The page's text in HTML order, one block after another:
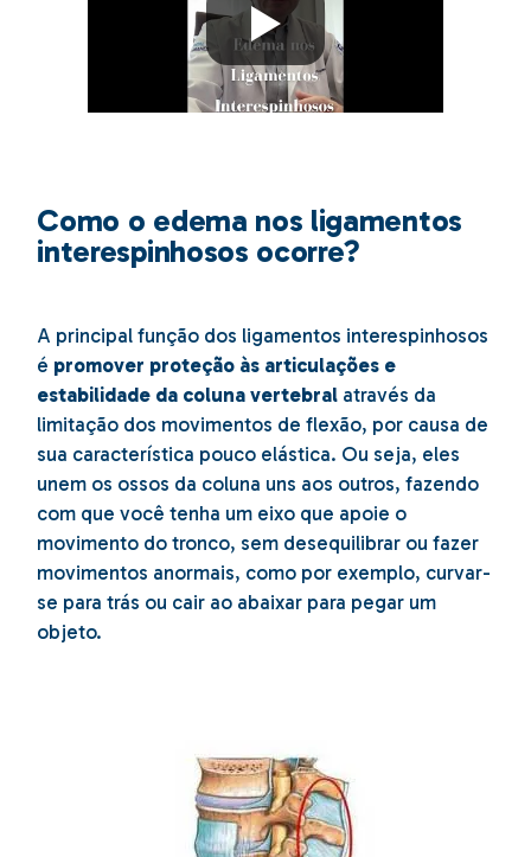
Como o edema nos ligamentos
interespinhosos ocorre?
A principal função dos ligamentos interespinhosos
é promover proteção às articulações e
estabilidade da coluna vertebral através da
limitação dos movimentos de flexão, por causa de
sua característica pouco elástica. Ou seja, eles
unem os ossos da coluna uns aos outros, fazendo
com que você tenha um eixo que apoie o
movimento do tronco, sem desequilibrar ou fazer
movimentos anormais, como por exemplo, curvar-
se para trás ou cair ao abaixar para pegar um
objeto.